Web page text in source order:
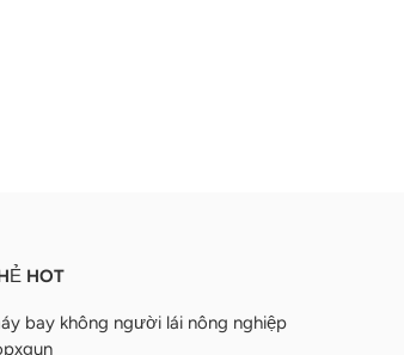
HOT
bay không người lái nông nghiệp